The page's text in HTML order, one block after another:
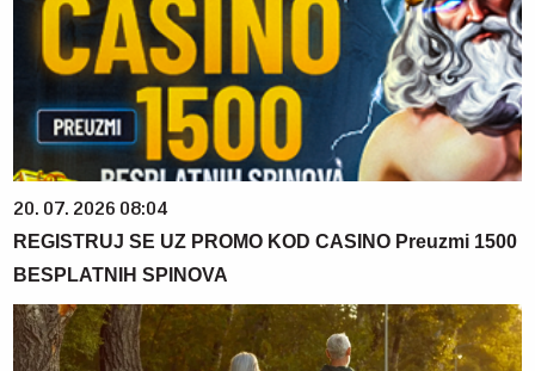
20. 07. 2026 08:04
REGISTRUJ SE UZ PROMO KOD CASINO Preuzmi 1500
BESPLATNIH SPINOVA